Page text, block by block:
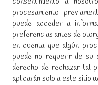
SÍGUENOS EN
Encuéntranos en:
Facebook
page
opens
YouTube
page
opens
Instagram
page
opens
No te pierdas las
consentimiento a
procesamiento
puede acceder a
preferencias antes de
en cuenta que algún
puede no requerir de su
derecho de rechazar tal
aplicarán solo a este sitio